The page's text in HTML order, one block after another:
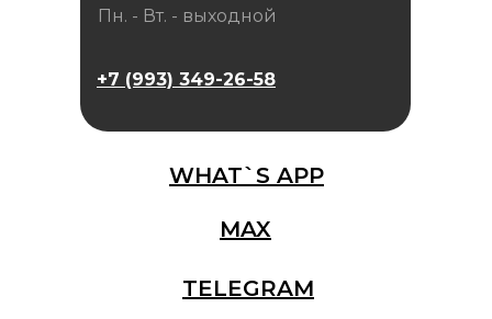
MAX
TELEGRAM
WHAT`S APP
Пн. - Вт. - выходной
+7 (993) 349-26-58